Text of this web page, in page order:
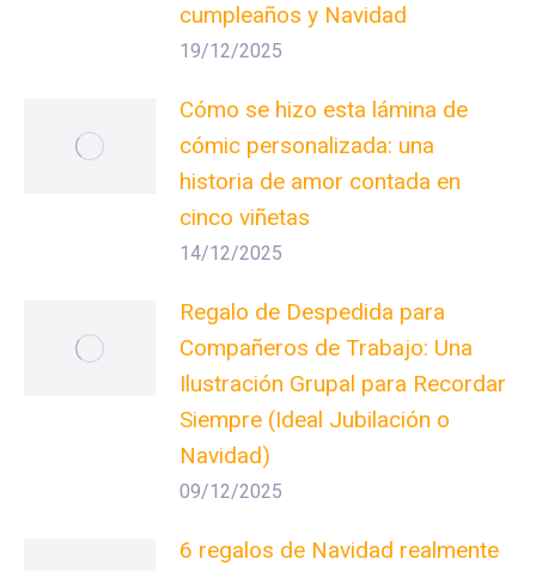
cumpleaños y Navidad
19/12/2025
Cómo se hizo esta lámina de
cómic personalizada: una
historia de amor contada en
cinco viñetas
14/12/2025
Regalo de Despedida para
Compañeros de Trabajo: Una
Ilustración Grupal para Recordar
Siempre (Ideal Jubilación o
Navidad)
09/12/2025
6 regalos de Navidad realmente